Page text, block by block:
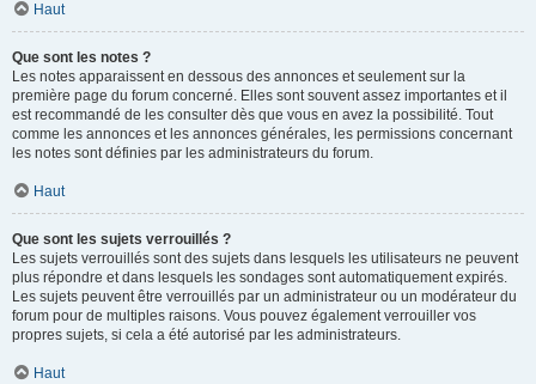
Haut
Que sont les notes ?
Les notes apparaissent en dessous des annonces et seulement sur la
première page du forum concerné. Elles sont souvent assez importantes et il
est recommandé de les consulter dès que vous en avez la possibilité. Tout
comme les annonces et les annonces générales, les permissions concernant
les notes sont définies par les administrateurs du forum.
Haut
Que sont les sujets verrouillés ?
Les sujets verrouillés sont des sujets dans lesquels les utilisateurs ne peuvent
plus répondre et dans lesquels les sondages sont automatiquement expirés.
Les sujets peuvent être verrouillés par un administrateur ou un modérateur du
forum pour de multiples raisons. Vous pouvez également verrouiller vos
propres sujets, si cela a été autorisé par les administrateurs.
Haut